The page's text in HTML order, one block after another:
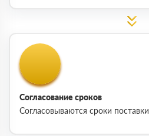
Согласование сроков
Согласовываются сроки поставки